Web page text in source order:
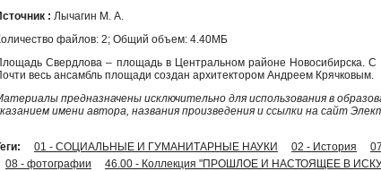
: Лычагин М. А.
файлов: 2; Общий объем: 4.40МБ
Свердлова – площадь в Центральном районе Новосибирска.
весь ансамбль площади создан архитектором Андреем Крячковым.
предназначены исключительно для использования в
имени автора, названия произведения и ссылки на сайт
01 - СОЦИАЛЬНЫЕ И ГУМАНИТАРНЫЕ НАУКИ 02 - История
08 - фотографии
46.00 - Коллекция "ПРОШЛОЕ И НАСТОЯЩЕЕ В